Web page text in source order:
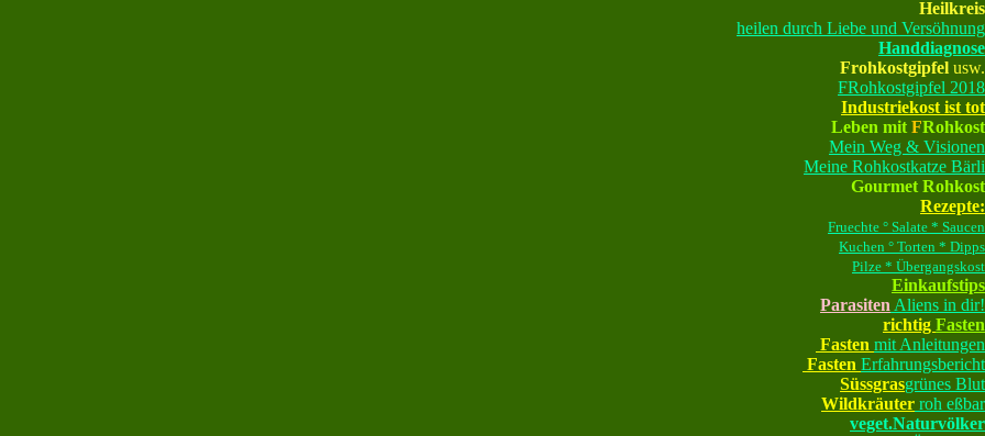
Heilkreis
heilen durch Liebe und Versöhnung
Handdiagnose
Frohkostgipfel usw.
FRohkostgipfel 2018
Industriekost ist tot
Leben mit FRohkost
Mein Weg & Visionen
Meine Rohkostkatze Bärli
Gourmet Rohkost
Rezepte:
Fruechte ° Salate * Saucen
Kuchen ° Torten * Dipps
Pilze * Übergangskost
Einkaufstips
Parasiten Aliens in dir!
richtig Fasten
Fasten mit Anleitungen
Fasten Erfahrungsbericht
Süssgrasgrünes Blut
Wildkräuter roh eßbar
veget.Naturvölker